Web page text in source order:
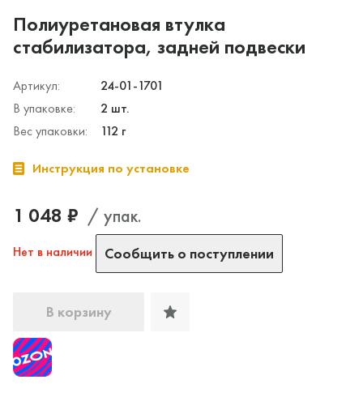
Полиуретановая втулка
стабилизатора, задней подвески
Артикул:
24-01-1701
В упаковке:
2 шт.
Вес упаковки:
112 г
Инструкция по установке
1 048 ₽ / упак.
Нет в наличии Сообщить о поступлении
В корзину